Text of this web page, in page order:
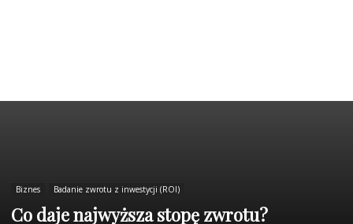
Biznes Badanie zwrotu z inwestycji (ROI)
Co daje najwyższa stopę zwrotu?